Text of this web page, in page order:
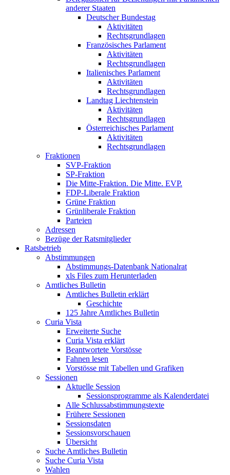
anderer Staaten
Deutscher Bundestag
Aktivitäten
Rechtsgrundlagen
Französisches Parlament
Aktivitäten
Rechtsgrundlagen
Italienisches Parlament
Aktivitäten
Rechtsgrundlagen
Landtag Liechtenstein
Aktivitäten
Rechtsgrundlagen
Österreichisches Parlament
Aktivitäten
Rechtsgrundlagen
Fraktionen
SVP-Fraktion
SP-Fraktion
Die Mitte-Fraktion. Die Mitte. EVP.
FDP-Liberale Fraktion
Grüne Fraktion
Grünliberale Fraktion
Parteien
Adressen
Bezüge der Ratsmitglieder
Ratsbetrieb
Abstimmungen
Abstimmungs-Datenbank Nationalrat
xls Files zum Herunterladen
Amtliches Bulletin
Amtliches Bulletin erklärt
Geschichte
125 Jahre Amtliches Bulletin
Curia Vista
Erweiterte Suche
Curia Vista erklärt
Beantwortete Vorstösse
Fahnen lesen
Vorstösse mit Tabellen und Grafiken
Sessionen
Aktuelle Session
Sessionsprogramme als Kalenderdatei
Alle Schlussabstimmungstexte
Frühere Sessionen
Sessionsdaten
Sessionsvorschauen
Übersicht
Suche Amtliches Bulletin
Suche Curia Vista
Wahlen